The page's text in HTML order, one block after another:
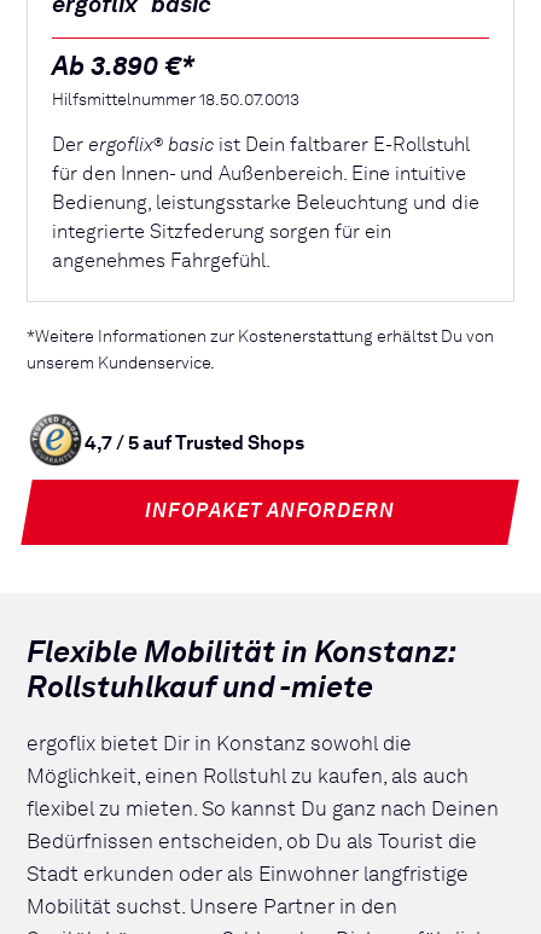
ergoflix basic
Ab 3.890 €*
Hilfsmittelnummer 18.50.07.0013
Derergoflix® basic ist Dein faltbarer E-Rollstuhl
für den Innen- und Außenbereich. Eine intuitive
Bedienung, leistungsstarke Beleuchtung und die
integrierte Sitzfederung sorgen für ein
angenehmes Fahrgefühl.
*Weitere Informationen zur Kostenerstattung erhältst Du von
unserem Kundenservice.
4,7 / 5 auf Trusted Shops
INFOPAKET ANFORDERN
Flexible Mobilität in Konstanz:
Rollstuhlkauf und -miete
ergoflix bietet Dir in Konstanz sowohl die
Möglichkeit, einen Rollstuhl zu kaufen, als auch
flexibel zu mieten. So kannst Du ganz nach Deinen
Bedürfnissen entscheiden, ob Du als Tourist die
Stadt erkunden oder als Einwohner langfristige
Mobilität suchst. Unsere Partner in den